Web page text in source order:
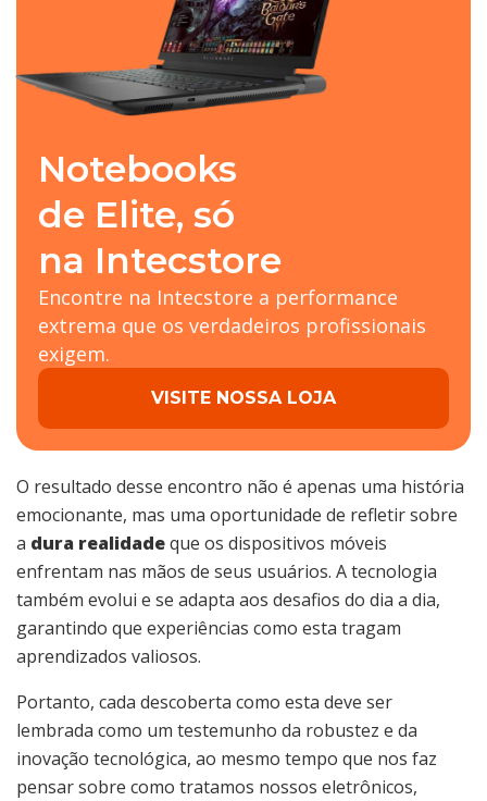
Notebooks
de Elite, só
na Intecstore
Encontre na Intecstore a performance
extrema que os verdadeiros profissionais
exigem.
VISITE NOSSA LOJA
O resultado desse encontro não é apenas uma história
emocionante, mas uma oportunidade de refletir sobre
a dura realidadeque os dispositivos móveis
enfrentam nas mãos de seus usuários. A tecnologia
também evolui e se adapta aos desafios do dia a dia,
garantindo que experiências como esta tragam
aprendizados valiosos.
Portanto, cada descoberta como esta deve ser
lembrada como um testemunho da robustez e da
inovação tecnológica, ao mesmo tempo que nos faz
pensar sobre como tratamos nossos eletrônicos,